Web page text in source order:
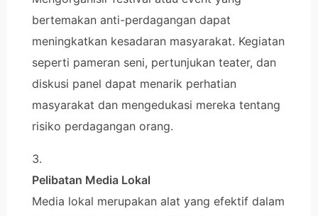
bertemakan anti-perdagangan dapat
meningkatkan kesadaran masyarakat. Kegiatan
seperti pameran seni, pertunjukan teater, dan
diskusi panel dapat menarik perhatian
masyarakat dan mengedukasi mereka tentang
risiko perdagangan orang.
Pelibatan Media Lokal
Media lokal merupakan alat yang efektif dalam